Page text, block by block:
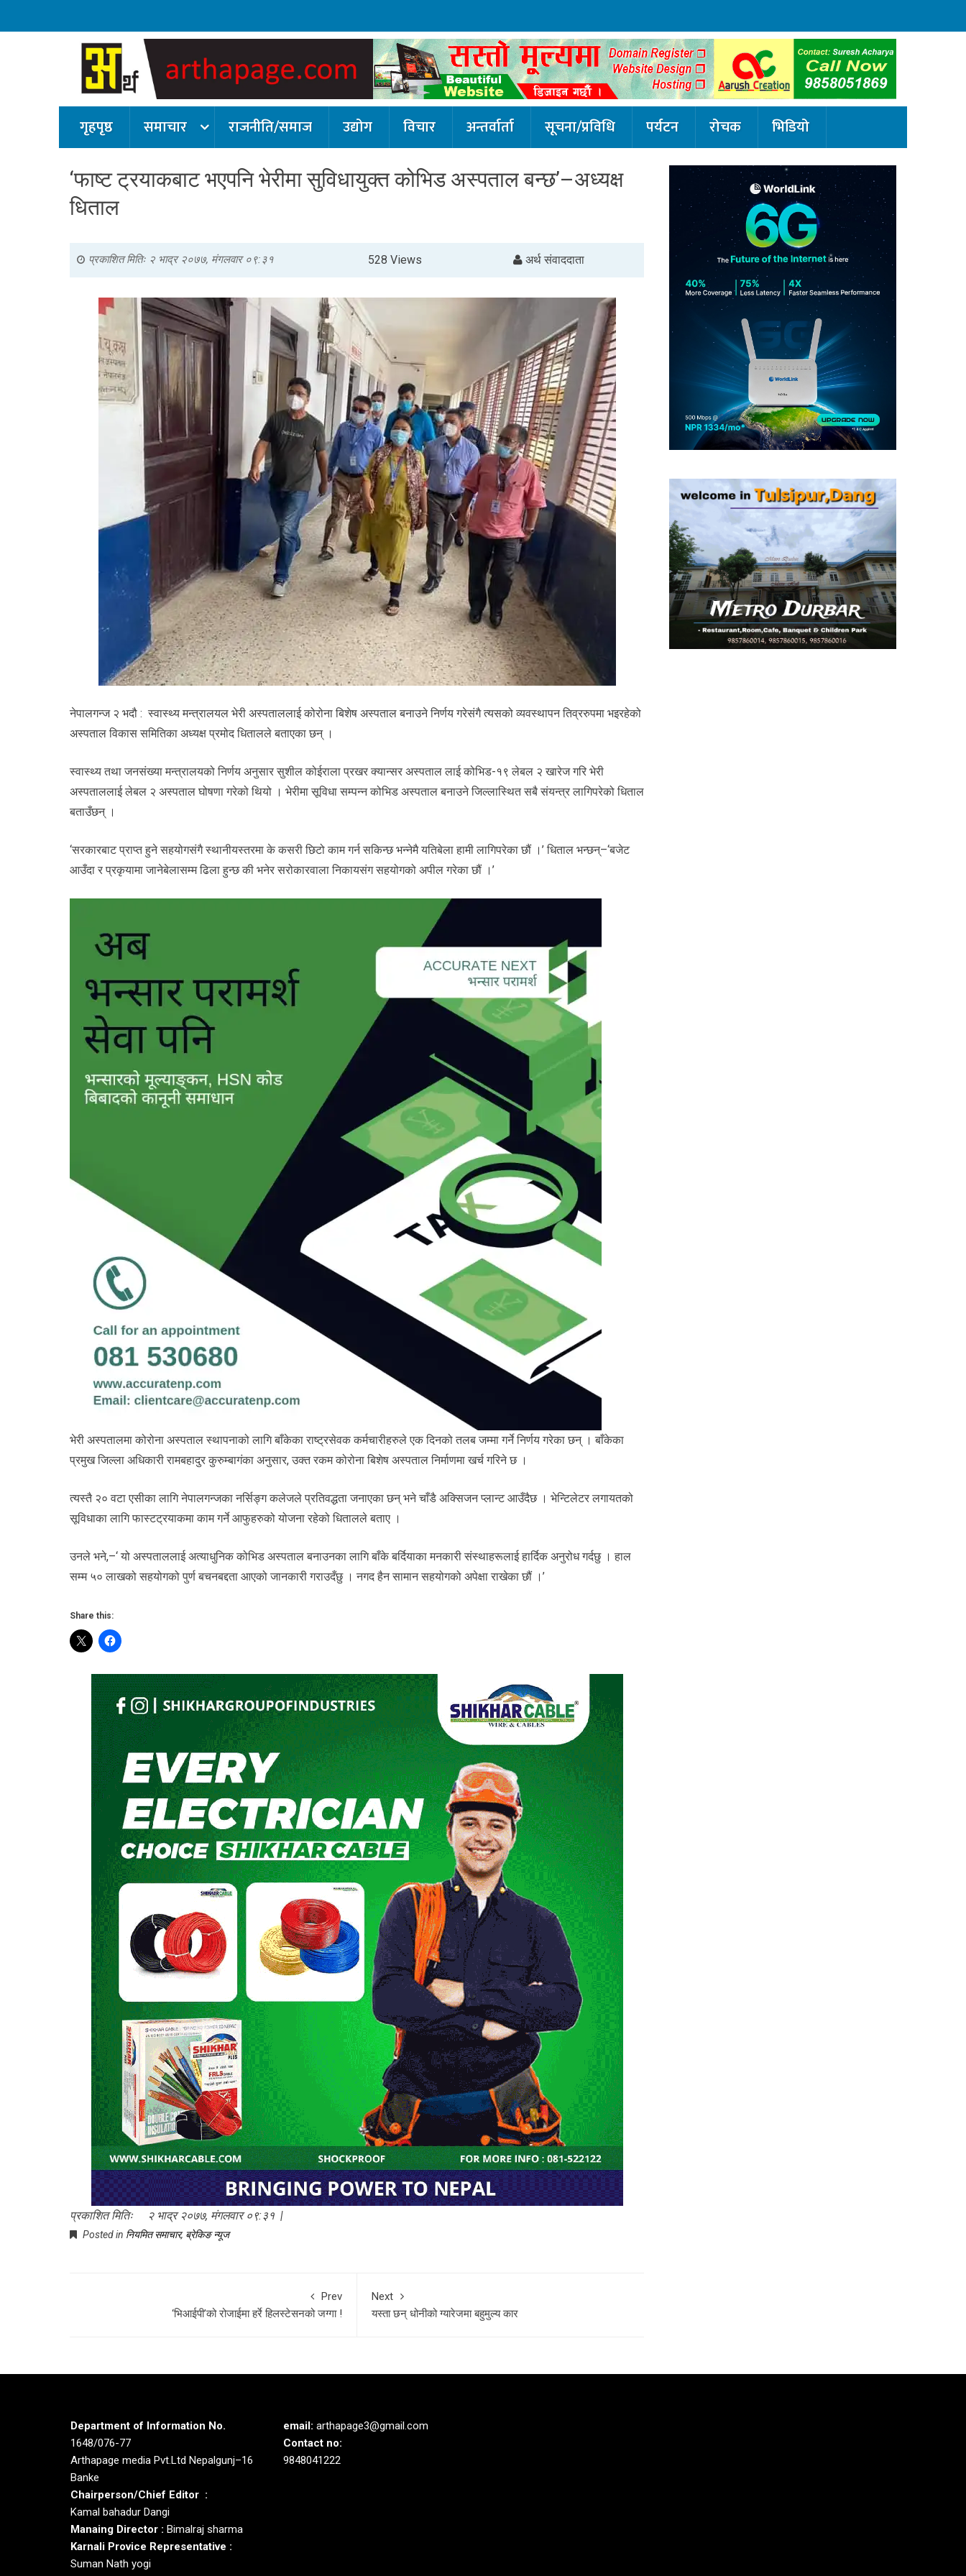
गृहपृष्ठ समाचार राजनीति/समाज उद्योग विचार अन्तर्वार्ता सूचना/प्रविधि पर्यटन रोचक भिडियो
‘फाष्ट ट्रयाकबाट भएपनि भेरीमा सुविधायुक्त कोभिड अस्पताल बन्छ’–अध्यक्ष
धिताल
प्रकाशित मितिः २ भाद्र २०७७, मंगलवार ०९:३१ 528 Views अर्थ संवाददाता
नेपालगन्ज २ भदौ : स्वास्थ्य मन्त्रालयल भेरी अस्पताललाई कोरोना बिशेष अस्पताल बनाउने निर्णय गरेसंगै त्यसको व्यवस्थापन तिव्ररुपमा भइरहेको
अस्पताल विकास समितिका अध्यक्ष प्रमोद धितालले बताएका छन् ।
स्वास्थ्य तथा जनसंख्या मन्त्रालयको निर्णय अनुसार सुशील कोईराला प्रखर क्यान्सर अस्पताल लाई कोभिड-१९ लेबल २ खारेज गरि भेरी
अस्पताललाई लेबल २ अस्पताल घोषणा गरेको थियो । भेरीमा सूविधा सम्पन्न कोभिड अस्पताल बनाउने जिल्लास्थित सबै संयन्त्र लागिपरेको धिताल
बताउँछन् ।
‘सरकारबाट प्राप्त हुने सहयोगसंगै स्थानीयस्तरमा के कसरी छिटो काम गर्न सकिन्छ भन्नेमै यतिबेला हामी लागिपरेका छौं ।’ धिताल भन्छन्–‘बजेट
आउँदा र प्रकृयामा जानेबेलासम्म ढिला हुन्छ की भनेर सरोकारवाला निकायसंग सहयोगको अपील गरेका छौं ।’
भेरी अस्पतालमा कोरोना अस्पताल स्थापनाको लागि बाँकेका राष्ट्रसेवक कर्मचारीहरुले एक दिनको तलब जम्मा गर्ने निर्णय गरेका छन् । बाँकेका
प्रमुख जिल्ला अधिकारी रामबहादुर कुरुम्बागंका अनुसार, उक्त रकम कोरोना बिशेष अस्पताल निर्माणमा खर्च गरिने छ ।
त्यस्तै २० वटा एसीका लागि नेपालगन्जका नर्सिङ्ग कलेजले प्रतिवद्धता जनाएका छन् भने चाँडै अक्सिजन प्लान्ट आउँदैछ । भेन्टिलेटर लगायतको
सूविधाका लागि फास्टट्रयाकमा काम गर्ने आफुहरुको योजना रहेको धितालले बताए ।
उनले भने,–‘ यो अस्पताललाई अत्याधुनिक कोभिड अस्पताल बनाउनका लागि बाँके बर्दियाका मनकारी संस्थाहरूलाई हार्दिक अनुरोध गर्दछु । हाल
सम्म ५० लाखको सहयोगको पुर्ण बचनबद्दता आएको जानकारी गराउदँछु । नगद हैन सामान सहयोगको अपेक्षा राखेका छौं ।’
Share this:
प्रकाशित मितिः २ भाद्र २०७७, मंगलवार ०९:३१ |
Posted in नियमित समाचार, ब्रेकिङ न्यूज
Prev
‘भिआईपी’को रोजाईमा हर्रे हिलस्टेसनको जग्गा !
Next
यस्ता छन् धोनीको ग्यारेजमा बहुमुल्य कार
Department of Information No.
1648/076-77
Arthapage media Pvt.Ltd Nepalgunj–16
Banke
Chairperson/Chief Editor :
Kamal bahadur Dangi
Manaing Director : Bimalraj sharma
Karnali Provice Representative :
Suman Nath yogi
email: arthapage3@gmail.com
Contact no:
9848041222